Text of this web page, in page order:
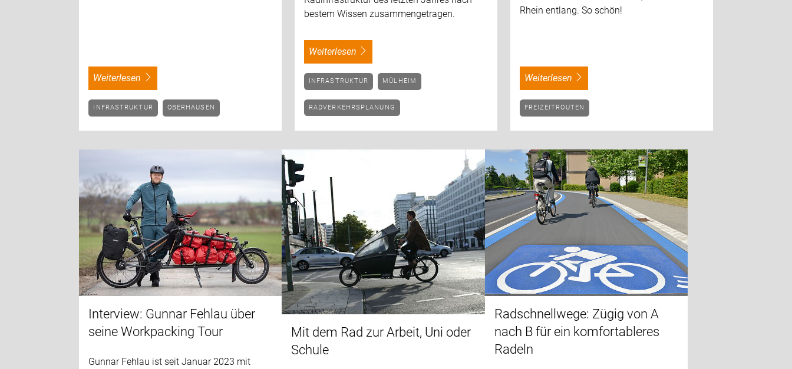
weiterlesen
INFRASTRUKTUR OBERHAUSEN
bestem Wissen zusammengetragen.
weiterlesen
INFRASTRUKTUR MÜLHEIM
RADVERKEHRSPLANUNG
Rhein entlang. So schön!
weiterlesen
FREIZEITROUTEN
Interview: Gunnar Fehlau über
seine Workpacking Tour
Gunnar Fehlau ist seit Januar 2023 mit
Mit dem Rad zur Arbeit, Uni oder
Schule
Radschnellwege: Zügig von A
nach B für ein komfortableres
Radeln